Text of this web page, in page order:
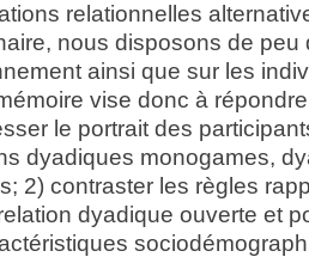
relationnelles
nous disposons de
ainsi que sur les
vise donc à
le portrait des
dyadiques monogames,
2) contraster les règles
dyadique ouverte et